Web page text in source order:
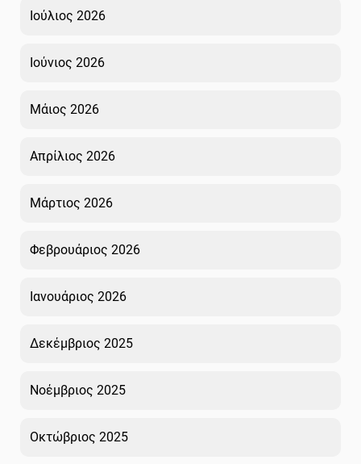
Ιούλιος 2026
Ιούνιος 2026
Μάιος 2026
Απρίλιος 2026
Μάρτιος 2026
Φεβρουάριος 2026
Ιανουάριος 2026
Δεκέμβριος 2025
Νοέμβριος 2025
Οκτώβριος 2025